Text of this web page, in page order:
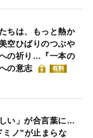
ちは、もっと熱か
空ひばりのつぶや
の祈り…『一本の
の意志
有料
い」が合言葉に…
ミノ”が止まらな